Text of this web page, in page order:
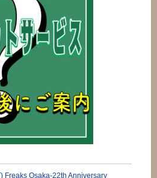
Freaks Osaka-22th Anniversary